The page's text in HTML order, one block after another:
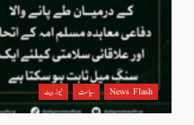
News Flash سیاست نیوز بیٹ